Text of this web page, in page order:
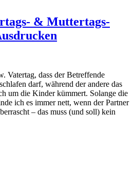
& Muttertags-
Vatertag, dass der Betreffende
darf, während der andere das
um die Kinder kümmert. Solange die
ich es immer nett, wenn der Partner
– das muss (und soll) kein